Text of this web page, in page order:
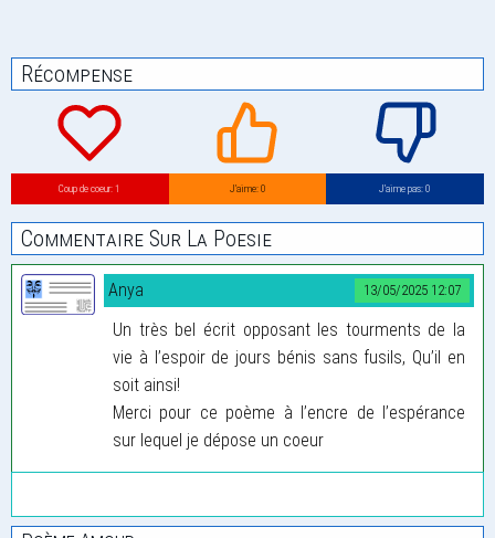
Récompense
Coup de coeur: 1 J’aime: 0 J’aime pas: 0
Commentaire Sur La Poesie
13/05/2025 12:07
Anya
Un très bel écrit opposant les tourments de la
vie à l’espoir de jours bénis sans fusils, Qu’il en
soit ainsi!
Merci pour ce poème à l’encre de l’espérance
sur lequel je dépose un coeur